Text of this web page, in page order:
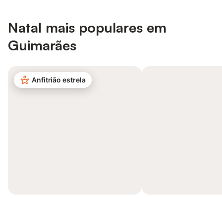
Natal mais populares em
Guimarães
Anfitrião estrela